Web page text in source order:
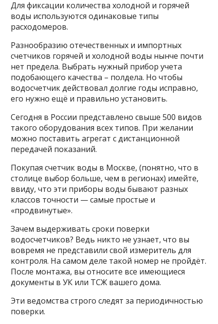
Для фиксации количества холодной и горячей
воды используются одинаковые типы
расходомеров.
Разнообразию отечественных и импортных
счетчиков горячей и холодной воды нынче почти
нет предела. Выбрать нужный прибор учета
подобающего качества – полдела. Но чтобы
водосчетчик действовал долгие годы исправно,
его нужно ещё и правильно установить.
Сегодня в России представлено свыше 500 видов
такого оборудования всех типов. При желании
можно поставить агрегат с дистанционной
передачей показаний.
Покупая счетчик воды в Москве, (понятно, что в
столице выбор больше, чем в регионах) имейте,
ввиду, что эти приборы воды бывают разных
классов точности — самые простые и
«продвинутые».
Зачем выдерживать сроки поверки
водосчетчиков? Ведь никто не узнает, что вы
вовремя не представили свой измеритель для
контроля. На самом деле такой номер не пройдёт.
После монтажа, вы относите все имеющиеся
документы в УК или ТСЖ вашего дома.
Эти ведомства строго следят за периодичностью
поверки.